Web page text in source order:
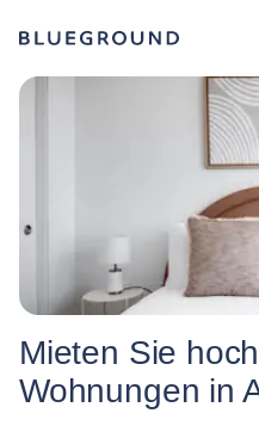
Mieten Sie
Wohnungen in